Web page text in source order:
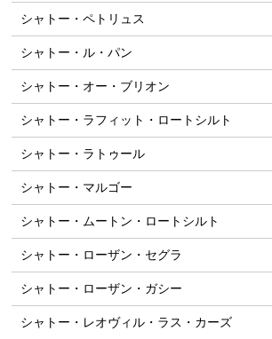
シャトー・ペトリュス
シャトー・ル・パン
シャトー・オー・ブリオン
シャトー・ラフィット・ロートシルト
シャトー・ラトゥール
シャトー・マルゴー
シャトー・ムートン・ロートシルト
シャトー・ローザン・セグラ
シャトー・ローザン・ガシー
シャトー・レオヴィル・ラス・カーズ